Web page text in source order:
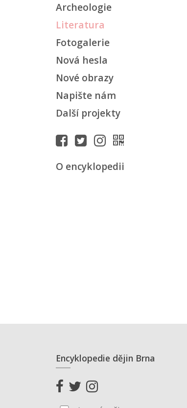
Archeologie
Literatura
Fotogalerie
Nová hesla
Nové obrazy
Napište nám
Další projekty
O encyklopedii
Encyklopedie dějin Brna